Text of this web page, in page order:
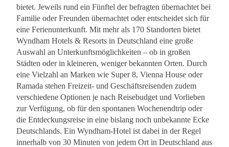
bietet. Jeweils rund ein Fünftel der befragten übernachtet bei
Familie oder Freunden übernachtet oder entscheidet sich für
eine Ferienunterkunft. Mit mehr als 170 Standorten bietet
Wyndham Hotels & Resorts in Deutschland eine große
Auswahl an Unterkunftsmöglichkeiten – ob in großen
Städten oder in kleineren, weniger bekannten Orten. Durch
eine Vielzahl an Marken wie Super 8, Vienna House oder
Ramada stehen Freizeit- und Geschäftsreisenden zudem
verschiedene Optionen je nach Reisebudget und Vorlieben
zur Verfügung, ob für den spontanen Wochenendtrip oder
die Entdeckungsreise in eine bislang noch unbekannte Ecke
Deutschlands. Ein Wyndham-Hotel ist dabei in der Regel
innerhalb von 30 Minuten von jedem Ort in Deutschland aus